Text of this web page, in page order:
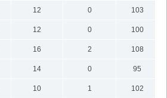
12 0
103
12 0
100
16 2
108
14 0
95
10 1
102